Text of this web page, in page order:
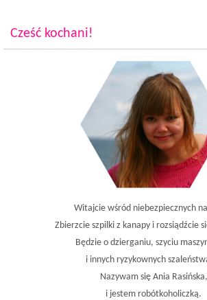
Cześć kochani!
Witajcie wśród niebezpiecznych
Zbierzcie szpilki z kanapy i rozsiądźcie
Będzie o dzierganiu, szyciu
i innych ryzykownych
Nazywam się Ania Rasińska,
i jestem robótkoholiczką.